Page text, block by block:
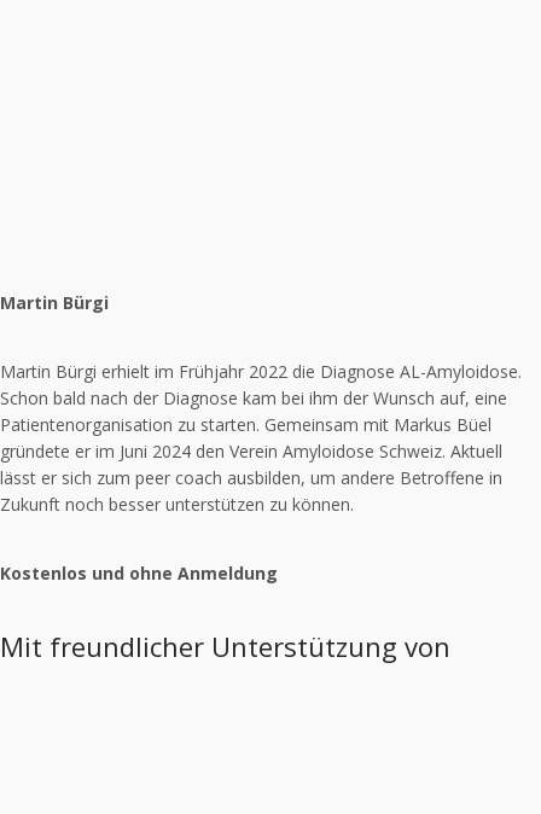
Martin Bürgi
Martin Bürgi erhielt im Frühjahr 2022 die Diagnose AL-Amyloidose.
Schon bald nach der Diagnose kam bei ihm der Wunsch auf, eine
Patientenorganisation zu starten. Gemeinsam mit Markus Büel
gründete er im Juni 2024 den Verein Amyloidose Schweiz. Aktuell
lässt er sich zum peer coach ausbilden, um andere Betroffene in
Zukunft noch besser unterstützen zu können.
Kostenlos und ohne Anmeldung
Mit freundlicher Unterstützung von